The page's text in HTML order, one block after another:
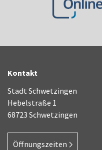
Kontakt
Stadt Schwetzingen
Hebelstraße 1
68723 Schwetzingen
Öffnungszeiten